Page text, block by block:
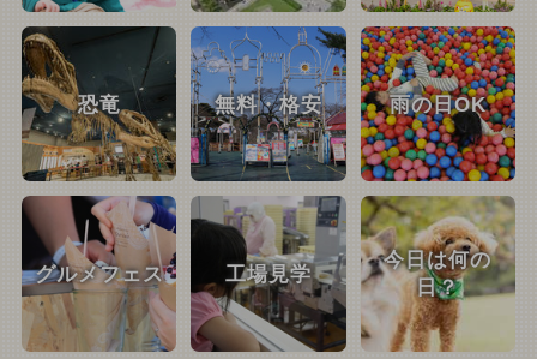
恐竜 無料・格安 雨の日OK
グルメフェス 工場見学
今日は何の
日？